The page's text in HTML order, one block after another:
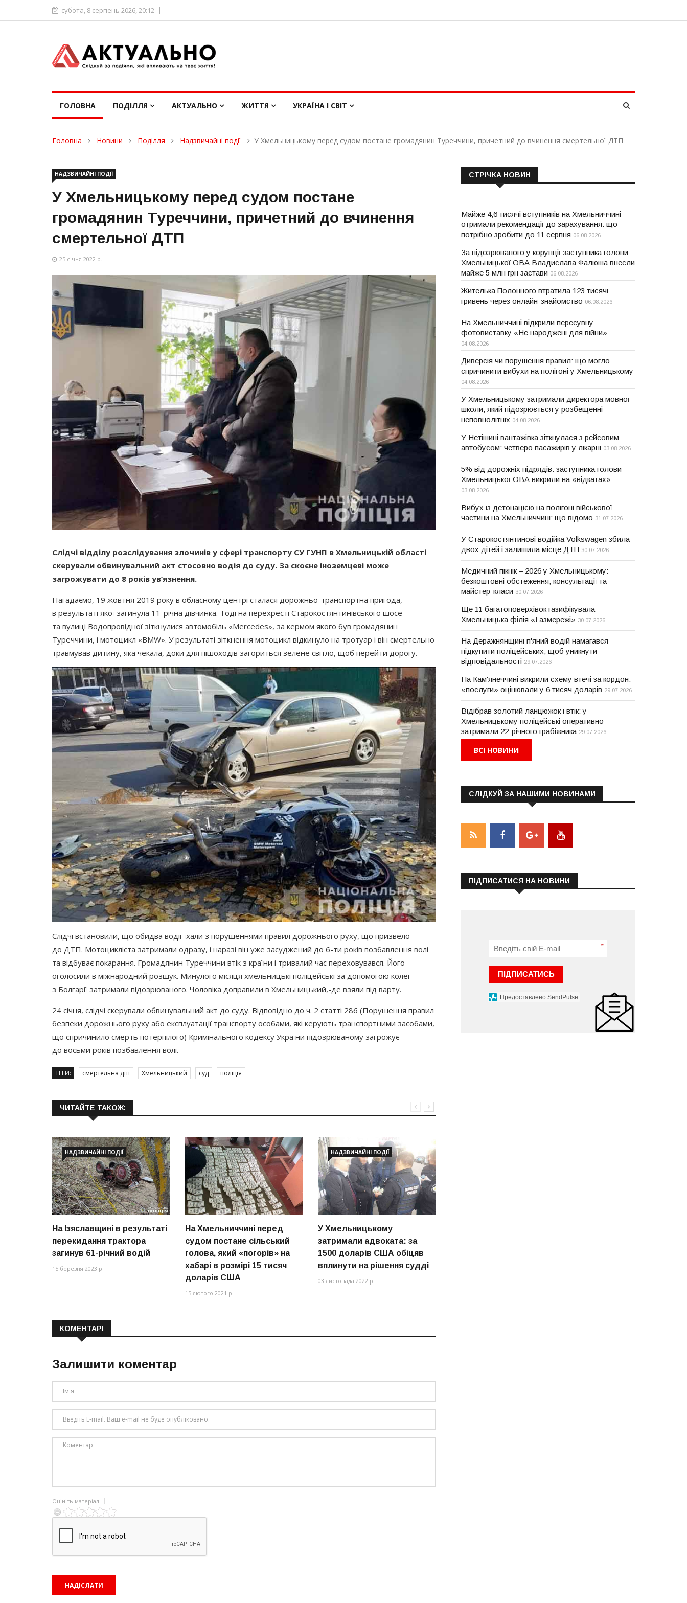
субота, 8 серпень 2026, 20:12
ГОЛОВНА ПОДІЛЛЯ АКТУАЛЬНО ЖИТТЯ УКРАЇНА І СВІТ
Головна Новини Поділля Надзвичайні події У Хмельницькому перед судом постане громадянин Туреччини, причетний до вчинення смертельної ДТП
НАДЗВИЧАЙНІ ПОДІЇ
У Хмельницькому перед судом постане
громадянин Туреччини, причетний до вчинення
смертельної ДТП
25 січня 2022 р.
Слідчі відділу розслідування злочинів у сфері транспорту СУ ГУНП в Хмельницькій області
скерували обвинувальний акт стосовно водія до суду. За скоєне іноземцеві може
загрожувати до 8 років ув’язнення.
Нагадаємо, 19 жовтня 2019 року в обласному центрі сталася дорожньо-транспортна пригода,
в результаті якої загинула 11-річна дівчинка. Тоді на перехресті Старокостянтинівського шосе
та вулиці Водопровідної зіткнулися автомобіль «Mercedes», за кермом якого був громадянин
Туреччини, і мотоцикл «BMW». У результаті зіткнення мотоцикл відкинуло на тротуар і він смертельно
травмував дитину, яка чекала, доки для пішоходів загориться зелене світло, щоб перейти дорогу.
Слідчі встановили, що обидва водії їхали з порушеннями правил дорожнього руху, що призвело
до ДТП. Мотоцикліста затримали одразу, і наразі він уже засуджений до 6-ти років позбавлення волі
та відбуває покарання. Громадянин Туреччини втік з країни і тривалий час переховувався. Його
оголосили в міжнародний розшук. Минулого місяця хмельницькі поліцейські за допомогою колег
з Болгарії затримали підозрюваного. Чоловіка доправили в Хмельницький,-де взяли під варту.
24 січня, слідчі скерували обвинувальний акт до суду. Відповідно до ч. 2 статті 286 (Порушення правил
безпеки дорожнього руху або експлуатації транспорту особами, які керують транспортними засобами,
що спричинило смерть потерпілого) Кримінального кодексу України підозрюваному загрожує
до восьми років позбавлення волі.
ТЕГИ: смертельна дтп Хмельницький суд поліція
ЧИТАЙТЕ ТАКОЖ:
НАДЗВИЧАЙНІ ПОДІЇ
На Ізяславщині в результаті
перекидання трактора
загинув 61-річний водій
15 березня 2023 р.
На Хмельниччині перед
судом постане сільський
голова, який «погорів» на
хабарі в розмірі 15 тисяч
доларів США
15 лютого 2021 р.
НАДЗВИЧАЙНІ ПОДІЇ
У Хмельницькому
затримали адвоката: за
1500 доларів США обіцяв
вплинути на рішення судді
03 листопада 2022 р.
КОМЕНТАРІ
Залишити коментар
Оцініть матеріал
СТРІЧКА НОВИН
Майже 4,6 тисячі вступників на Хмельниччині
отримали рекомендації до зарахування: що
потрібно зробити до 11 серпня 06.08.2026
За підозрюваного у корупції заступника голови
Хмельницької ОВА Владислава Фалюша внесли
майже 5 млн грн застави 06.08.2026
Жителька Полонного втратила 123 тисячі
гривень через онлайн-знайомство 06.08.2026
На Хмельниччині відкрили пересувну
фотовиставку «Не народжені для війни»
04.08.2026
Диверсія чи порушення правил: що могло
спричинити вибухи на полігоні у Хмельницькому
04.08.2026
У Хмельницькому затримали директора мовної
школи, який підозрюється у розбещенні
неповнолітніх 04.08.2026
У Нетішині вантажівка зіткнулася з рейсовим
автобусом: четверо пасажирів у лікарні 03.08.2026
5% від дорожніх підрядів: заступника голови
Хмельницької ОВА викрили на «відкатах»
03.08.2026
Вибух із детонацією на полігоні військової
частини на Хмельниччині: що відомо 31.07.2026
У Старокостянтинові водійка Volkswagen збила
двох дітей і залишила місце ДТП 30.07.2026
Медичний пікнік – 2026 у Хмельницькому:
безкоштовні обстеження, консультації та
майстер-класи 30.07.2026
Ще 11 багатоповерхівок газифікувала
Хмельницька філія «Газмережі» 30.07.2026
На Деражнянщині п'яний водій намагався
підкупити поліцейських, щоб уникнути
відповідальності 29.07.2026
На Кам'янеччині викрили схему втечі за кордон:
«послуги» оцінювали у 6 тисяч доларів 29.07.2026
Відібрав золотий ланцюжок і втік: у
Хмельницькому поліцейські оперативно
затримали 22-річного грабіжника 29.07.2026
ВСІ НОВИНИ
СЛІДКУЙ ЗА НАШИМИ НОВИНАМИ
ПІДПИСАТИСЯ НА НОВИНИ
*
ПІДПИСАТИСЬ
Предоставлено SendPulse